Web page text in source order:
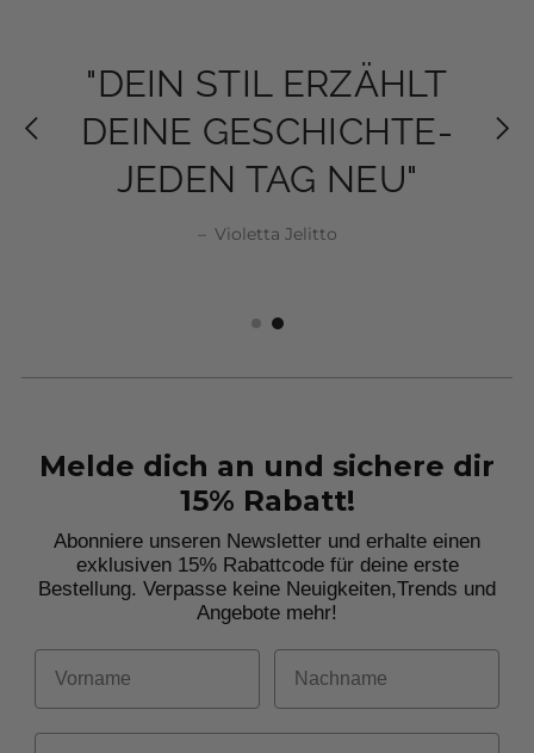
"DEIN STIL ERZÄHLT
DEINE GESCHICHTE-
JEDEN TAG NEU"
Violetta Jelitto
"MODE IST NICHT
NUR KLEIDUNG,
SONDERN EIN STÜCK
SELBSTBEWUSSTSEIN"
"DEIN STIL ERZÄHLT
DEINE GESCHICHTE-
JEDEN TAG NEU"
– Violetta Jelitto
"MODE IST NICHT
NUR KLEIDUNG,
SONDERN EIN STÜCK
SELBSTBEWUSSTSEIN"
Melde dich an und sichere dir
15% Rabatt!
Abonniere unseren Newsletter und erhalte einen
exklusiven 15% Rabattcode für deine erste
Bestellung. Verpasse keine Neuigkeiten,Trends und
Angebote mehr!
Vorname Nachname
Dein Geburtstag